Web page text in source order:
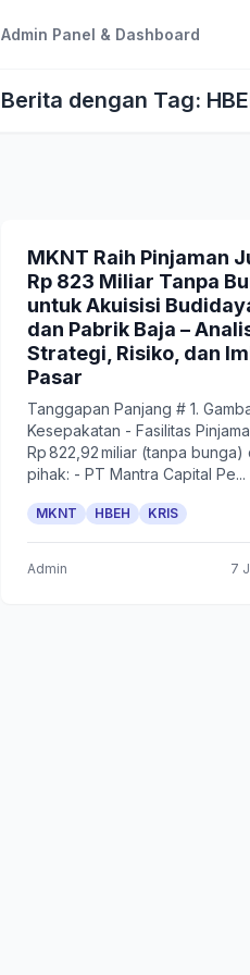
Admin Panel & Dashboard
Berita dengan Tag:
MKNT Raih Pinjaman
Rp 823 Miliar Tanpa
untuk Akuisisi
dan Pabrik Baja –
Strategi, Risiko, dan
Pasar
Tanggapan Panjang # 1.
Kesepakatan - Fasilitas
Rp 822,92 miliar (tanpa bunga)
pihak: - PT Mantra Capital Pe...
MKNT HBEH KRIS
Admin 7